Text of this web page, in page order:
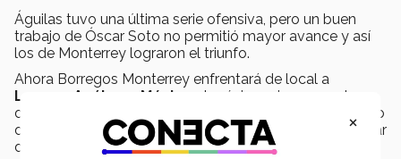
Águilas tuvo una última serie ofensiva, pero un buen
trabajo de Óscar Soto no permitió mayor avance y así
los de Monterrey lograron el triunfo.
Ahora Borregos Monterrey enfrentará de local a
Leones Anáhuac México
el próximo viernes 10 de
diciembre, y con una victoria lograría mantener el invicto
de la temporada, como local y aseguraría el primer lugar
de grupo.
×